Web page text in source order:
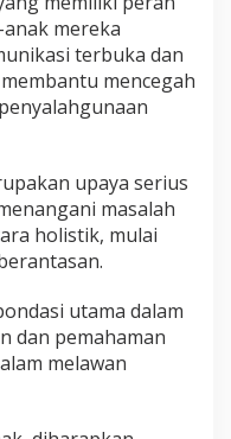
mereka
terbuka dan
mencegah
upaya serius
masalah
holistik, mulai
utama dalam
dan pemahaman
melawan